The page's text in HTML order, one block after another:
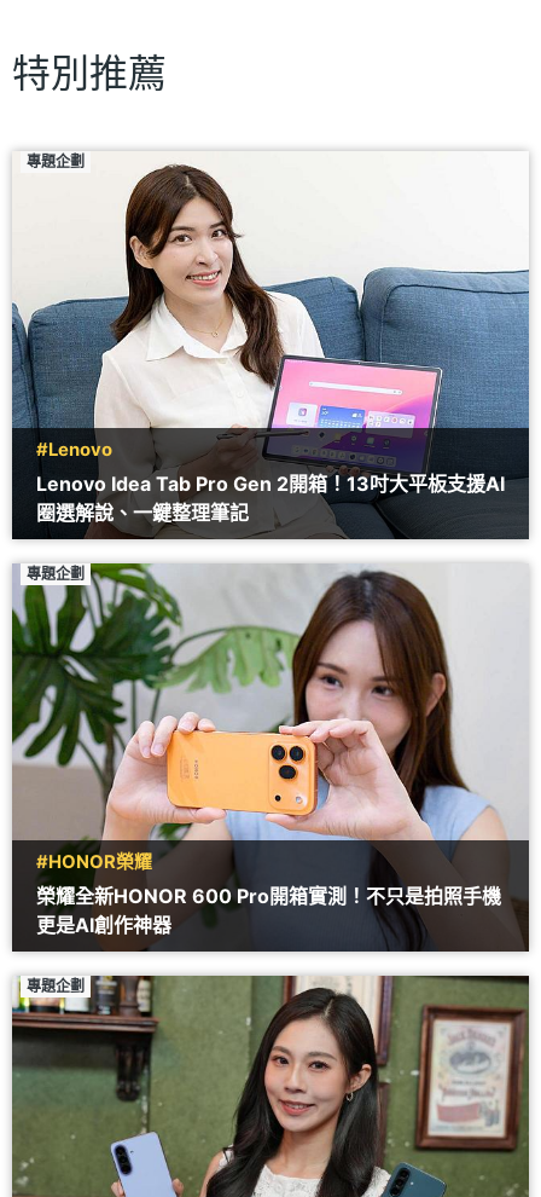
特別推薦
專題企劃
#Lenovo
Lenovo Idea Tab Pro Gen 2開箱！13吋大平板支援AI
圈選解說、一鍵整理筆記
專題企劃
#HONOR榮耀
榮耀全新HONOR 600 Pro開箱實測！不只是拍照手機
更是AI創作神器
專題企劃